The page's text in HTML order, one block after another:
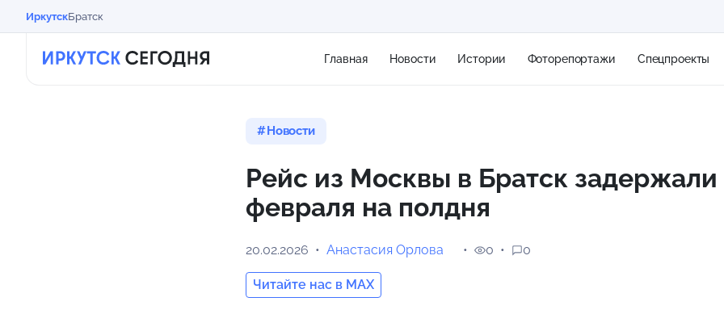
ИркутскБратск
Главная Новости Истории Фоторепортажи Спецпроекты
Новости
Рейс из Москвы в Братск задержали
февраля на полдня
20.02.2026 Анастасия Орлова
Читайте нас в MAX
0 0